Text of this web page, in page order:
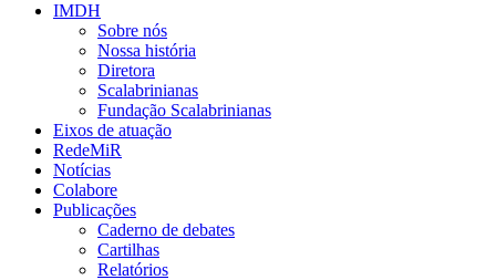
IMDH
Sobre nós
Nossa história
Diretora
Scalabrinianas​
Fundação Scalabrinianas​
Eixos de atuação
RedeMiR
Notícias​
Colabore
Publicações
Caderno de debates
Cartilhas
Relatórios